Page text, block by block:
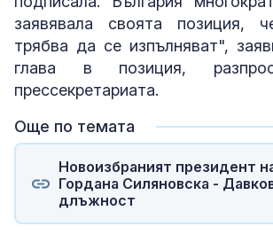
заявявала своята позиция,
трябва да се изпълняват",
глава в позиция,
прессекретариата.
Още по темата
Новоизбраният президент
Гордана Силяновска -
длъжност